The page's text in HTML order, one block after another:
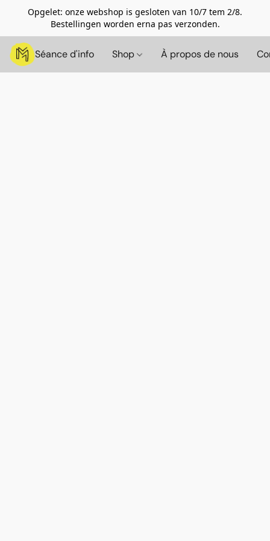
Opgelet: onze webshop is gesloten van 10/7 tem 2/8.
Bestellingen worden erna pas verzonden.
Séance d'info Shop À propos de nous